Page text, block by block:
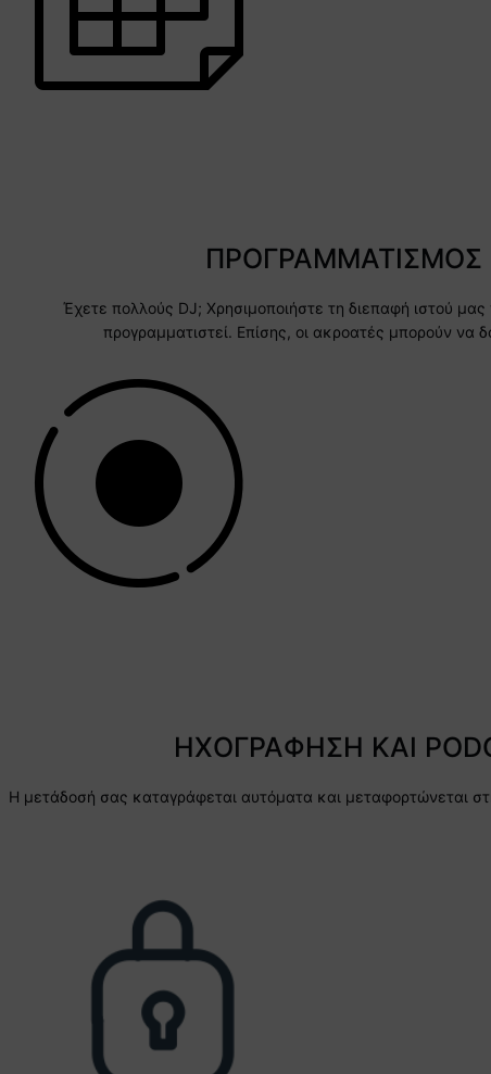
ΠΡΟΓΡΑΜΜΑΤΙΣΜΟΣ
Έχετε πολλούς DJ; Χρησιμοποιήστε τη διεπαφή ιστού
προγραμματιστεί. Επίσης, οι ακροατές μπορούν
ΗΧΟΓΡΑΦΗΣΗ ΚΑΙ
Η μετάδοσή σας καταγράφεται αυτόματα και μεταφορτώνεται